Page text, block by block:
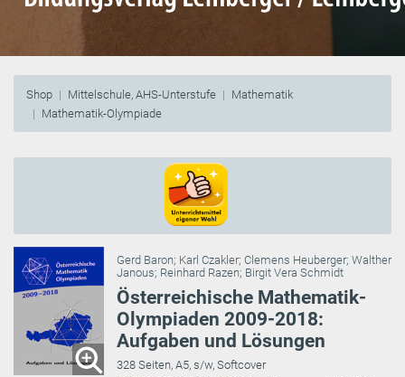
Shop Mittelschule, AHS-Unterstufe
Mathematik
Mathematik-Olympiade
Gerd Baron; Karl Czakler; Clemens Heuberger; Walther
Janous; Reinhard Razen; Birgit Vera Schmidt
Österreichische Mathematik-
Olympiaden 2009-2018:
Aufgaben und Lösungen
328 Seiten, A5, s/w, Softcover